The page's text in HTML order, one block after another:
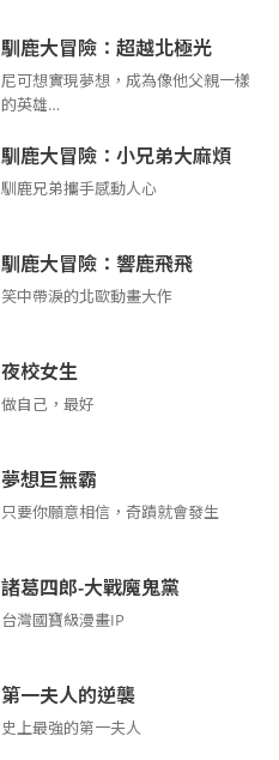
馴鹿大冒險：超越北極光
尼可想實現夢想，成為像他父親一樣
的英雄…
馴鹿大冒險：小兄弟大麻煩
馴鹿兄弟攜手感動人心
馴鹿大冒險：響鹿飛飛
笑中帶淚的北歐動畫大作
夜校女生
做自己，最好
夢想巨無霸
只要你願意相信，奇蹟就會發生
諸葛四郎-大戰魔鬼黨
台灣國寶級漫畫IP
第一夫人的逆襲
史上最強的第一夫人